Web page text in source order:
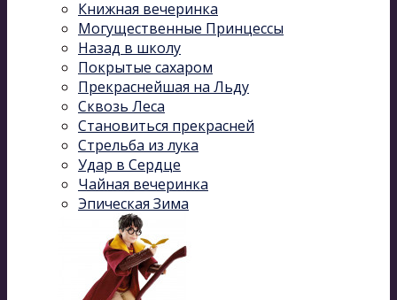
Книжная вечеринка
Могущественные Принцессы
Назад в школу
Покрытые сахаром
Прекраснейшая на Льду
Сквозь Леса
Становиться прекрасней
Стрельба из лука
Удар в Сердце
Чайная вечеринка
Эпическая Зима